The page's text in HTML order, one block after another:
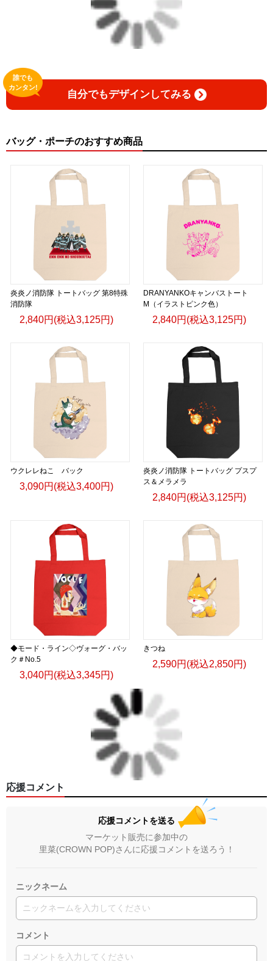
自分でもデザインしてみる
誰でも
カンタン!
バッグ・ポーチのおすすめ商品
炎炎ノ消防隊 トートバッグ 第8特殊
消防隊
2,840円(税込3,125円)
DRANYANKOキャンバストート
M（イラストピンク色）
2,840円(税込3,125円)
ウクレレねこ バック
3,090円(税込3,400円)
炎炎ノ消防隊 トートバッグ プスプ
ス＆メラメラ
2,840円(税込3,125円)
◆モード・ライン◇ヴォーグ・バッ
ク＃No.5
3,040円(税込3,345円)
きつね
2,590円(税込2,850円)
応援コメント
応援コメントを送る
マーケット販売に参加中の
里菜(CROWN POP)さんに応援コメントを送ろう！
ニックネーム
コメント